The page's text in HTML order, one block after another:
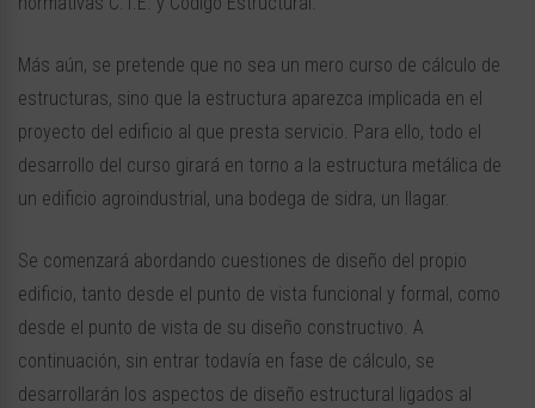
Más aún, se pretende que no sea un mero curso de cálculo de
estructuras, sino que la estructura aparezca implicada en el
proyecto del edificio al que presta servicio. Para ello, todo el
desarrollo del curso girará en torno a la estructura metálica de
un edificio agroindustrial, una bodega de sidra, un llagar.
Se comenzará abordando cuestiones de diseño del propio
edificio, tanto desde el punto de vista funcional y formal, como
desde el punto de vista de su diseño constructivo. A
continuación, sin entrar todavía en fase de cálculo, se
desarrollarán los aspectos de diseño estructural ligados al